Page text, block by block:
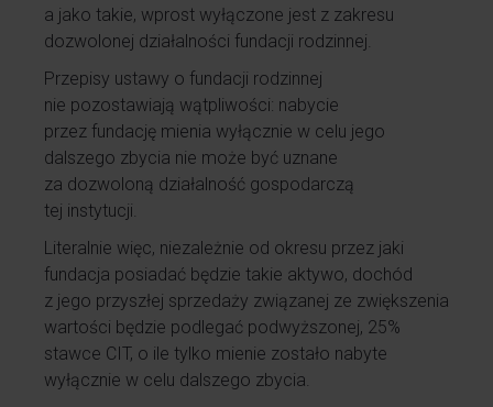
a jako takie, wprost wyłączone jest z zakresu
dozwolonej działalności fundacji rodzinnej.
Przepisy ustawy o fundacji rodzinnej
nie pozostawiają wątpliwości: nabycie
przez fundację mienia wyłącznie w celu jego
dalszego zbycia nie może być uznane
za dozwoloną działalność gospodarczą
tej instytucji.
Literalnie więc, niezależnie od okresu przez jaki
fundacja posiadać będzie takie aktywo, dochód
z jego przyszłej sprzedaży związanej ze zwiększenia
wartości będzie podlegać podwyższonej, 25%
stawce CIT, o ile tylko mienie zostało nabyte
wyłącznie w celu dalszego zbycia.